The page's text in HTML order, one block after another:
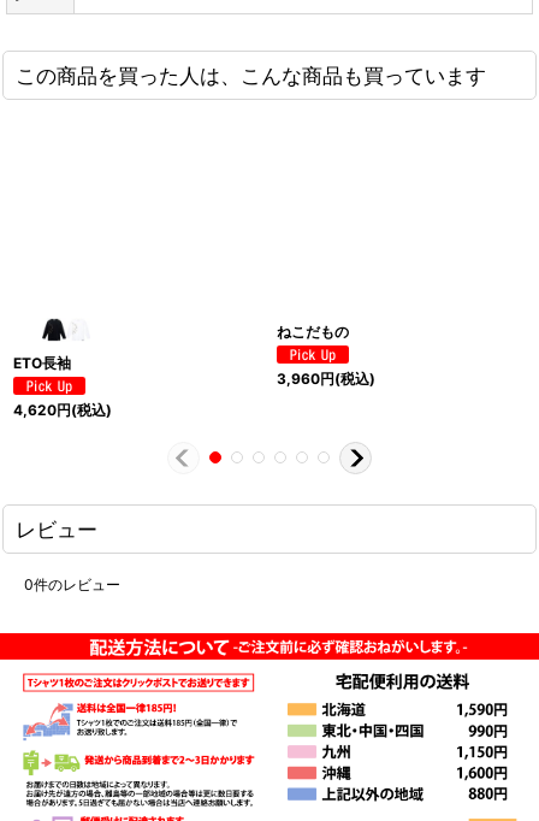
この商品を買った人は、こんな商品も買っています
ETO長袖
4,620円(税込)
ねこだもの
3,960円(税込)
レビュー
0件のレビュー